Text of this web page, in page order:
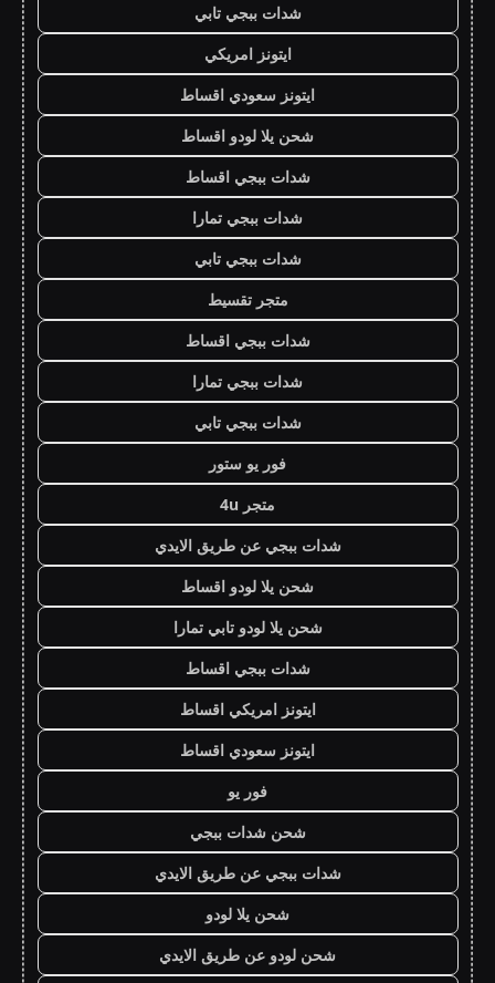
شدات ببجي تابي
ايتونز امريكي
ايتونز سعودي اقساط
شحن يلا لودو اقساط
شدات ببجي اقساط
شدات ببجي تمارا
شدات ببجي تابي
متجر تقسيط
شدات ببجي اقساط
شدات ببجي تمارا
شدات ببجي تابي
فور يو ستور
متجر 4u
شدات ببجي عن طريق الايدي
شحن يلا لودو اقساط
شحن يلا لودو تابي تمارا
شدات ببجي اقساط
ايتونز امريكي اقساط
ايتونز سعودي اقساط
فور يو
شحن شدات ببجي
شدات ببجي عن طريق الايدي
شحن يلا لودو
شحن لودو عن طريق الايدي